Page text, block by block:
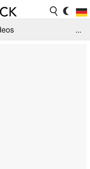
...